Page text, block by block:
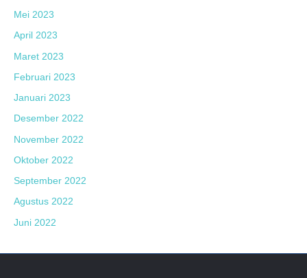
Mei 2023
April 2023
Maret 2023
Februari 2023
Januari 2023
Desember 2022
November 2022
Oktober 2022
September 2022
Agustus 2022
Juni 2022